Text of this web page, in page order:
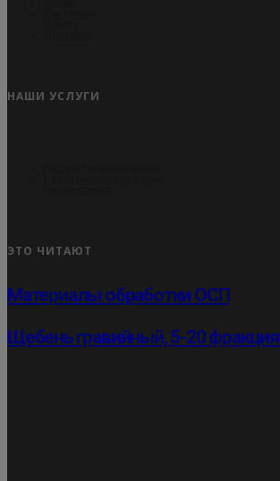
НАШИ УСЛУГИ
ЭТО ЧИТАЮТ
Материалы обработки ОСП
Щебень гравийный, 5-20 фракция